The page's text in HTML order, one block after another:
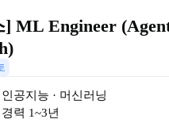
] ML Engineer
인공지능 · 머신러닝
경력 1~3년